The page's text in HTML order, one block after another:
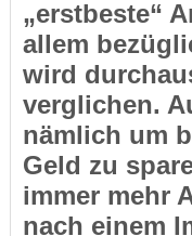
„erstbeste“
allem
wird
verglichen.
nämlich um
Geld zu
immer mehr
nach einem